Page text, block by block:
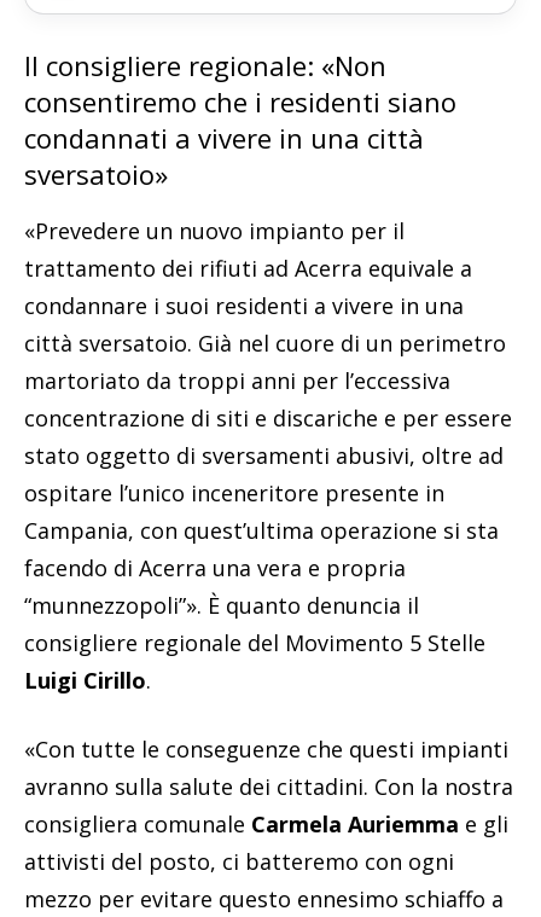
Il consigliere regionale: «Non
consentiremo che i residenti siano
condannati a vivere in una città
sversatoio»
«Prevedere un nuovo impianto per il
trattamento dei rifiuti ad Acerra equivale a
condannare i suoi residenti a vivere in una
città sversatoio. Già nel cuore di un perimetro
martoriato da troppi anni per l’eccessiva
concentrazione di siti e discariche e per essere
stato oggetto di sversamenti abusivi, oltre ad
ospitare l’unico inceneritore presente in
Campania, con quest’ultima operazione si sta
facendo di Acerra una vera e propria
“munnezzopoli”». È quanto denuncia il
consigliere regionale del Movimento 5 Stelle
Luigi Cirillo.
«Con tutte le conseguenze che questi impianti
avranno sulla salute dei cittadini. Con la nostra
consigliera comunale Carmela Auriemma e gli
attivisti del posto, ci batteremo con ogni
mezzo per evitare questo ennesimo schiaffo a